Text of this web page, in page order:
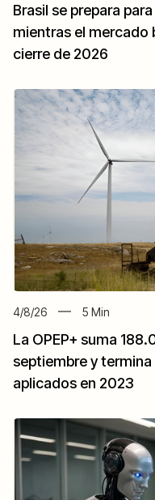
Brasil se prepara
mientras el mercado
cierre de 2026
4/8/26 5 Min
La OPEP+ suma
septiembre y
aplicados en 2023